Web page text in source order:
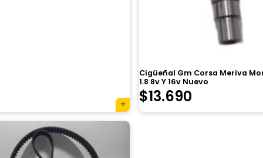
Cigüeñal Gm Corsa Meriva
1.8 8v Y 16v Nuevo
El
precio
$13.690
precio